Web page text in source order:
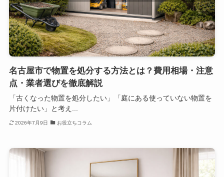
名古屋市で物置を処分する方法とは？費用相場・注意
点・業者選びを徹底解説
「古くなった物置を処分したい」「庭にある使っていない物置を
片付けたい」と考え...
2026年7月9日 お役立ちコラム